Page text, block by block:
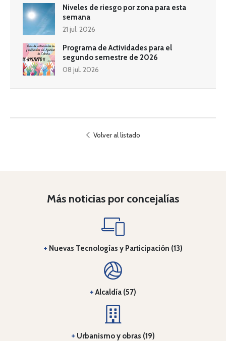
Niveles de riesgo por zona para esta
semana
21 jul. 2026
Programa de Actividades para el
segundo semestre de 2026
08 jul. 2026
Volver al listado
Más noticias por concejalías
+ Nuevas Tecnologías y Participación (13)
+Alcaldía (57)
+ Urbanismo y obras (19)